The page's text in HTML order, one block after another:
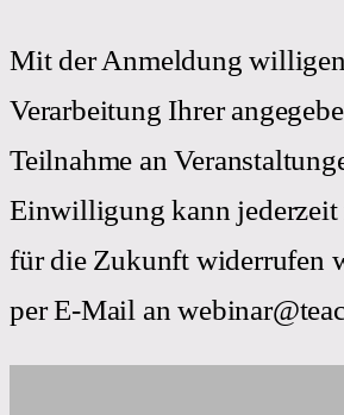
Mit der Anmeldung
Verarbeitung Ihrer
Teilnahme an
Einwilligung kann
für die Zukunft widerrufen
per E-Mail an